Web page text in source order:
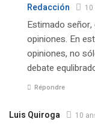
Redacción
Estimado
opiniones. En
opiniones, no
debate
Répondre
Luis Quiroga 10